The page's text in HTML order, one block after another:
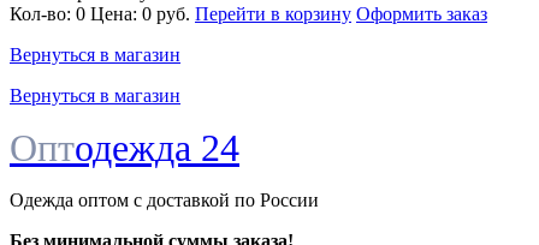
Кол-во: 0 Цена: 0 руб. Перейти в корзину Оформить заказ
Вернуться в магазин
Вернуться в магазин
Оптодежда 24
Одежда оптом с доставкой по России
Без минимальной суммы заказа!